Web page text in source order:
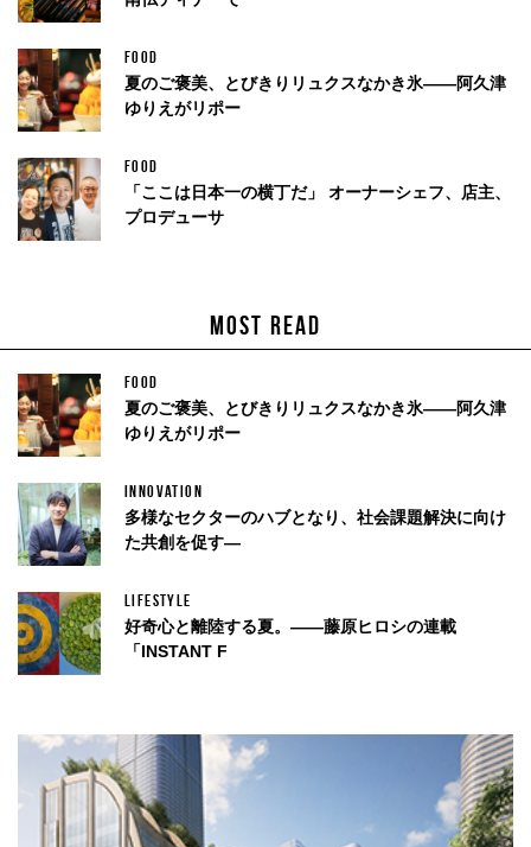
MOST READ
FOOD
夏のご褒美、とびきりリュクスなかき氷——阿久津
ゆりえがリポー
INNOVATION
多様なセクターのハブとなり、社会課題解決に向け
た共創を促す—
LIFESTYLE
好奇心と離陸する夏。——藤原ヒロシの連載
「INSTANT F
FOOD
夏のご褒美、とびきりリュクスなかき氷——阿久津
ゆりえがリポー
FOOD
「ここは日本一の横丁だ」 オーナーシェフ、店主、
プロデューサ